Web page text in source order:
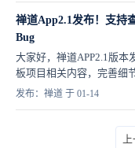
禅道App2.1发布！支持
Bug
大家好，禅道APP2.1版
板项目相关内容，完善细
发布：禅道 于 01-14